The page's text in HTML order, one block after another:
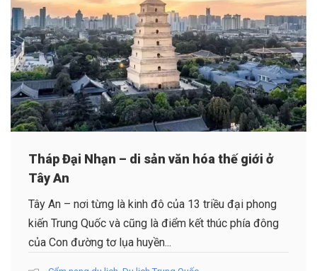
Tháp Đại Nhạn – di sản văn hóa thế giới ở
Tây An
Tây An – nơi từng là kinh đô của 13 triều đại phong
kiến ​​Trung Quốc và cũng là điểm kết thúc phía đông
của Con đường tơ lụa huyền...